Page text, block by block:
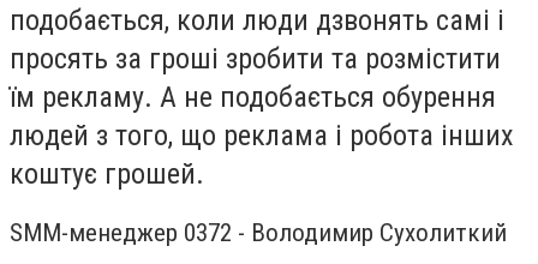
подобається, коли люди дзвонять самі і
просять за гроші зробити та розмістити
їм рекламу. А не подобається обурення
людей з того, що реклама і робота інших
коштує грошей.
SMM-менеджер 0372 - Володимир Сухолиткий